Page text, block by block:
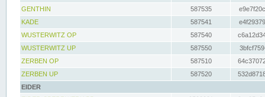
GENTHIN
587535
KADE
587541
WUSTERWITZ OP
587540
WUSTERWITZ UP
587550
ZERBEN OP
587510
ZERBEN UP
587520
EIDER